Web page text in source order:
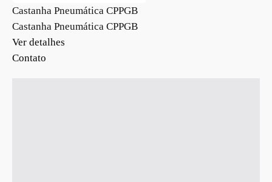
Castanha Pneumática CPPGB
Castanha Pneumática CPPGB
Ver detalhes
Contato